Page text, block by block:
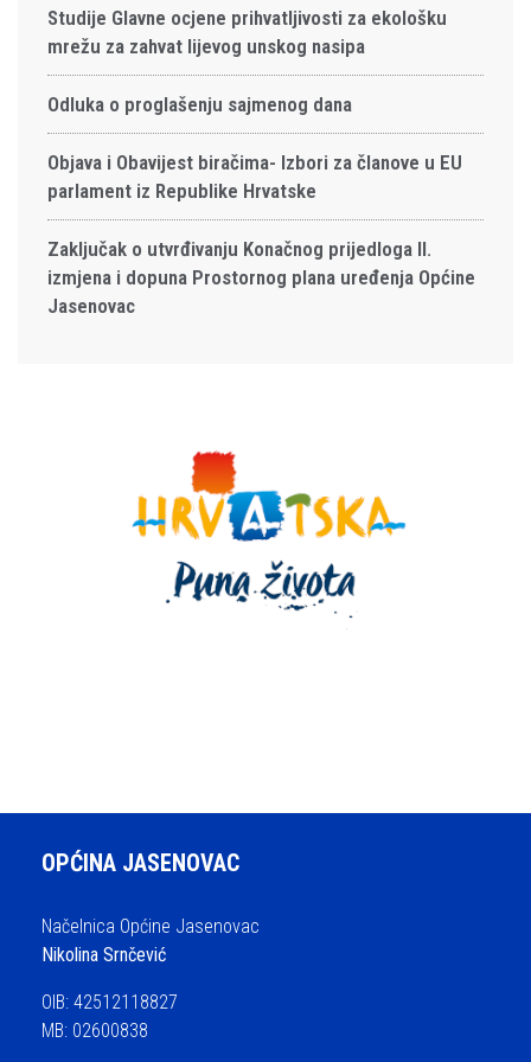
Studije Glavne ocjene prihvatljivosti za ekološku
mrežu za zahvat lijevog unskog nasipa
Odluka o proglašenju sajmenog dana
Objava i Obavijest biračima- Izbori za članove u EU
parlament iz Republike Hrvatske
Zaključak o utvrđivanju Konačnog prijedloga II.
izmjena i dopuna Prostornog plana uređenja Općine
Jasenovac
OPĆINA JASENOVAC
Načelnica Općine Jasenovac
Nikolina Srnčević
OIB: 42512118827
MB: 02600838